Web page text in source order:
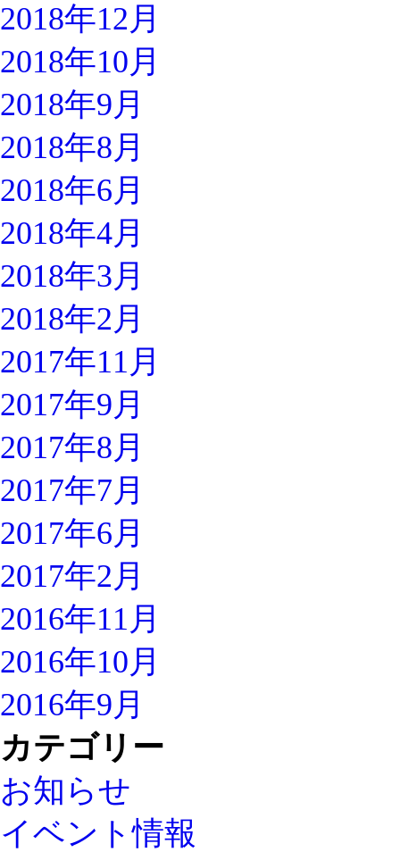
2018年12月
2018年10月
2018年9月
2018年8月
2018年6月
2018年4月
2018年3月
2018年2月
2017年11月
2017年9月
2017年8月
2017年7月
2017年6月
2017年2月
2016年11月
2016年10月
2016年9月
カテゴリー
お知らせ
イベント情報